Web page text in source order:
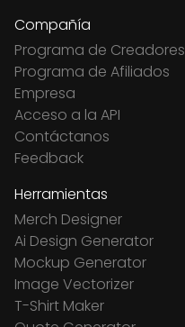
Compañía
Programa de Creadores
Programa de Afiliados
Empresa
Acceso a la API
Contáctanos
Feedback
Herramientas
Merch Designer
Ai Design Generator
Mockup Generator
Image Vectorizer
T-Shirt Maker